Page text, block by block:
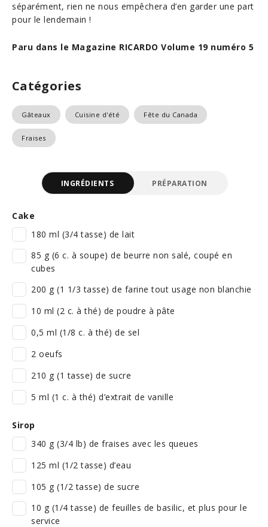
séparément, rien ne nous empêchera d’en garder une part
pour le lendemain !
Paru dans le Magazine RICARDO Volume 19 numéro 5
Catégories
Gâteaux Cuisine d'été Fête du Canada
Fraises
INGRÉDIENTS PRÉPARATION
Cake
180 ml (3/4 tasse) de lait
85 g (6 c. à soupe) de beurre non salé, coupé en
cubes
200 g (1 1/3 tasse) de farine tout usage non blanchie
10 ml (2 c. à thé) de poudre à pâte
0,5 ml (1/8 c. à thé) de sel
2 oeufs
210 g (1 tasse) de sucre
5 ml (1 c. à thé) d’extrait de vanille
Sirop
340 g (3/4 lb) de fraises avec les queues
125 ml (1/2 tasse) d’eau
105 g (1/2 tasse) de sucre
10 g (1/4 tasse) de feuilles de basilic, et plus pour le
service